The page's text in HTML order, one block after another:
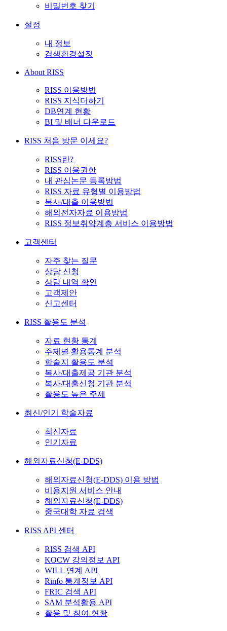
비밀번호 찾기
설정
내 정보
검색환경설정
About RISS
RISS 이용방법
RISS 지식더하기
DB연계 현황
BI 및 배너 다운로드
RISS 처음 방문 이세요?
RISS란?
RISS 이용권한
내 관심논문 등록방법
RISS 자료 유형별 이용방법
복사/대출 이용방법
해외전자자료 이용방법
RISS 정보취약계층 서비스 이용방법
고객센터
자주 찾는 질문
상담 신청
상담 내역 확인
고객제안
신고센터
RISS 활용도 분석
자료 현황 통계
주제별 활용통계 분석
학술지 활용도 분석
복사/대출제공 기관 분석
복사/대출신청 기관 분석
활용도 높은 주제
최신/인기 학술자료
최신자료
인기자료
해외자료신청(E-DDS)
해외자료신청(E-DDS) 이용 방법
비용지원 서비스 안내
해외자료신청(E-DDS)
중국대학 자료 검색
RISS API 센터
RISS 검색 API
KOCW 강의정보 API
WILL 연계 API
Rinfo 통계정보 API
FRIC 검색 API
SAM 분석활용 API
활용 및 참여 현황